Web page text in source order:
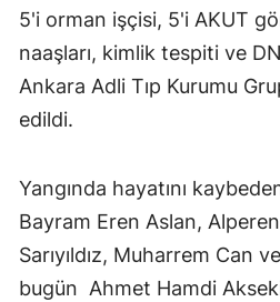
5'i orman işçisi, 5'i AKUT
naaşları, kimlik tespiti ve
Ankara Adli Tıp Kurumu
edildi.
Yangında hayatını
Bayram Eren Aslan,
Sarıyıldız, Muharrem Can
bugün Ahmet Hamdi